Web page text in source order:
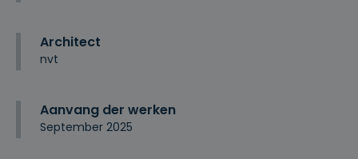
Architect
nvt
Aanvang der werken
September 2025